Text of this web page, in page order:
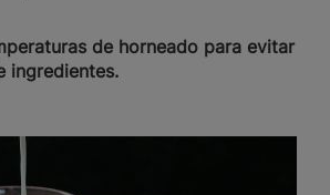
de horneado para evitar
ingredientes.